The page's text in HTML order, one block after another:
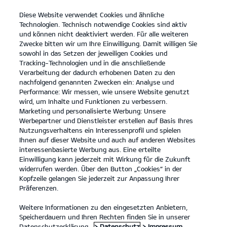
open
menu
KONTAKT
Förderung & Steuervorteile
Förderung &
Steuervorteile
Bundesministerium der Finanzen
Diese Website verwendet Cookies und ähnliche
Technologien. Technisch notwendige Cookies sind aktiv
und können nicht deaktiviert werden. Für alle weiteren
Zwecke bitten wir um Ihre Einwilligung. Damit willigen Sie
sowohl in das Setzen der jeweiligen Cookies und
Tracking-Technologien und in die anschließende
Verarbeitung der dadurch erhobenen Daten zu den
nachfolgend genannten Zwecken ein: Analyse und
Performance: Wir messen, wie unsere Website genutzt
wird, um Inhalte und Funktionen zu verbessern.
Marketing und personalisierte Werbung: Unsere
Werbepartner und Dienstleister erstellen auf Basis Ihres
Nutzungsverhaltens ein Interessenprofil und spielen
Ihnen auf dieser Website und auch auf anderen Websites
interessenbasierte Werbung aus. Eine erteilte
Einwilligung kann jederzeit mit Wirkung für die Zukunft
widerrufen werden. Über den Button „Cookies“ in der
Kopfzeile gelangen Sie jederzeit zur Anpassung Ihrer
Präferenzen.
Weitere Informationen zu den eingesetzten Anbietern,
Speicherdauern und Ihren Rechten finden Sie in unserer